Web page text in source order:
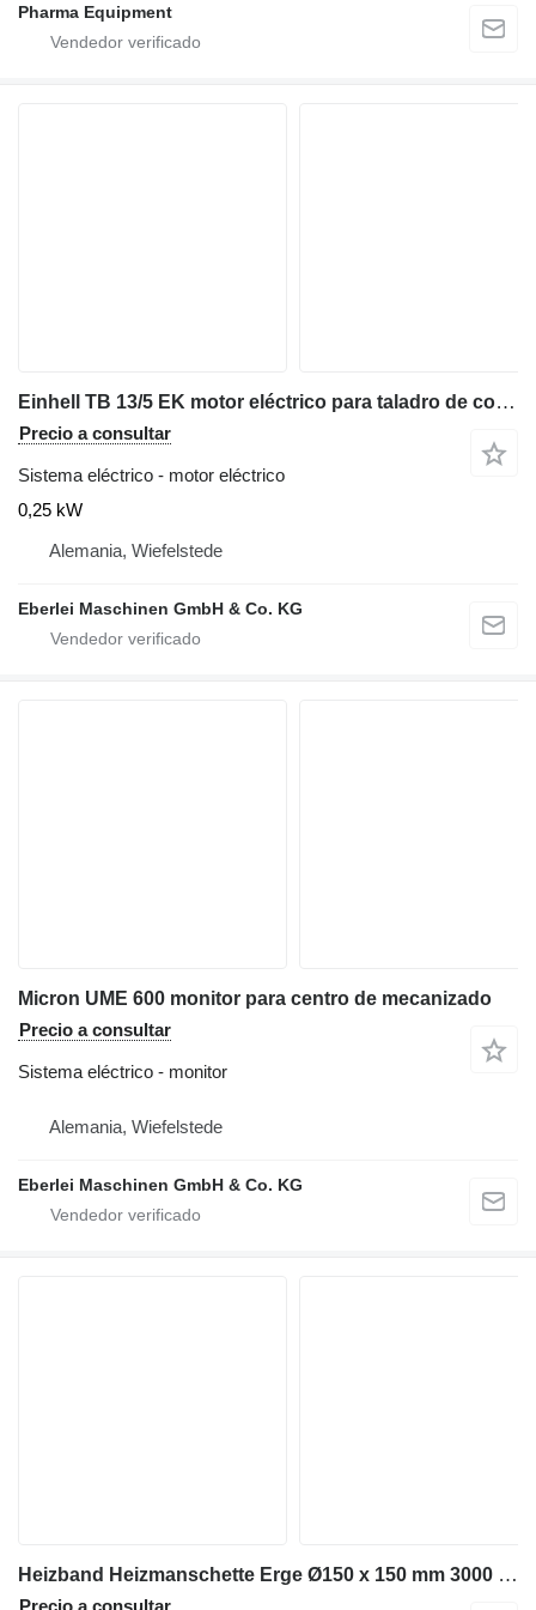
Pharma Equipment
Einhell TB 13/5 EK motor eléctrico para taladro de columna
Precio a consultar
Sistema eléctrico - motor eléctrico
0,25 kW
Alemania, Wiefelstede
Eberlei Maschinen GmbH & Co. KG
Micron UME 600 monitor para centro de mecanizado
Precio a consultar
Sistema eléctrico - monitor
Alemania, Wiefelstede
Eberlei Maschinen GmbH & Co. KG
Heizband Heizmanschette Erge Ø150 x 150 mm 3000 W para maquinaria para metal